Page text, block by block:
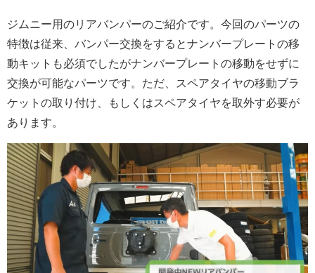
ジムニー用のリアバンパーのご紹介です。今回のパーツの
特徴は従来、バンパー交換をするとナンバープレートの移
動キットも必須でしたがナンバープレートの移動をせずに
交換が可能なパーツです。ただ、スペアタイヤの移動ブラ
ケットの取り付け、もしくはスペアタイヤを取外す必要が
あります。